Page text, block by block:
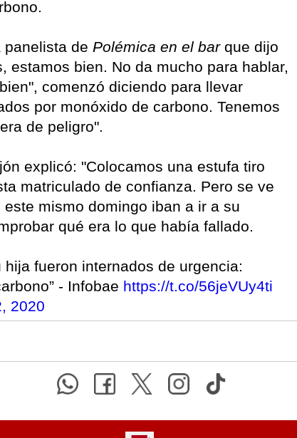
panelista de Polémica en el barque dijo
estamos bien. No da mucho para hablar,
comenzó diciendo para llevar
por monóxido de carbono. Tenemos
de peligro".
explicó: "Colocamos una estufa tiro
matriculado de confianza. Pero se ve
mismo domingo iban a ir a su
qué era lo que había fallado.
fueron internados de urgencia:
- Infobae https://t.co/56jeVUy4ti
2020